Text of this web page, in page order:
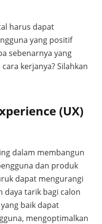
harus dapat
yang positif
sebenarnya yang
kerjanya? Silahkan
(UX)
dalam membangun
dan produk
dapat mengurangi
tarik bagi calon
baik dapat
mengoptimalkan